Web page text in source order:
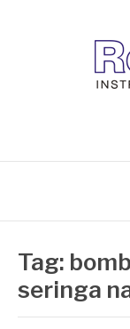
Tag:
seringa